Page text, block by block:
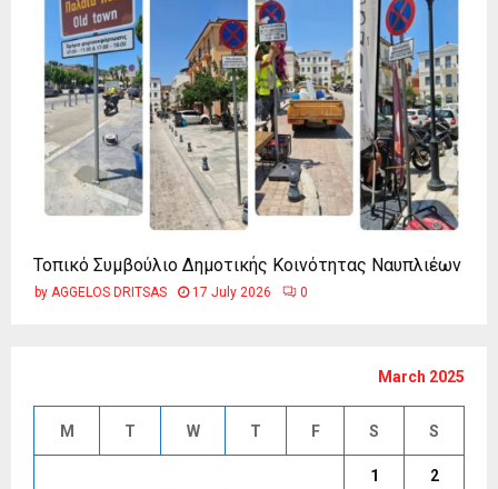
Τοπικό Συμβούλιο Δημοτικής Κοινότητας Ναυπλιέων
by AGGELOS DRITSAS 17 July 2026 0
March 2025
M T W T F S S
1 2